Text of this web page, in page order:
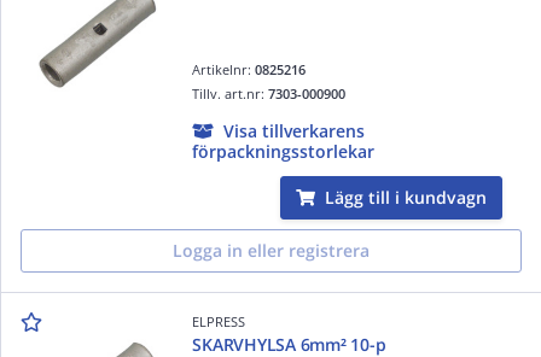
Artikelnr:0825216
Tillv. art.nr:7303-000900
Visa tillverkarens
förpackningsstorlekar
Lägg till i kundvagn
Logga in eller registrera
ELPRESS
SKARVHYLSA 6mm² 10-p